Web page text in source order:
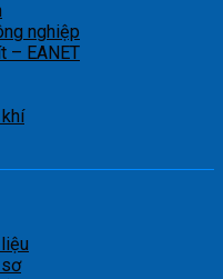
nghiệp
– EANET